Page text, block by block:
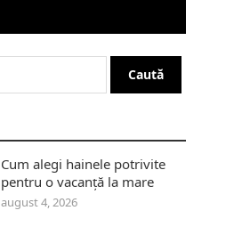
Cum alegi hainele potrivite
pentru o vacanță la mare
august 4, 2026